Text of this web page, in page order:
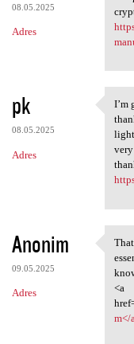
08.05.2025
Adres
pk
08.05.2025
Adres
I’m
I’m
Anonim
09.05.2025
Adres
<a
m</